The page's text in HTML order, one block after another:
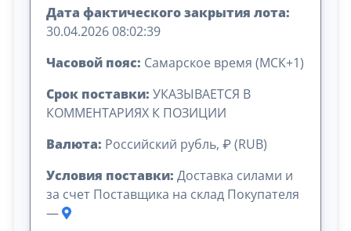
Дата фактического закрытия лота:
30.04.2026 08:02:39
Часовой пояс: Самарское время (МСК+1)
Срок поставки: УКАЗЫВАЕТСЯ В
КОММЕНТАРИЯХ К ПОЗИЦИИ
Валюта: Российский рубль, ₽ (RUB)
Условия поставки: Доставка силами и
за счет Поставщика на склад Покупателя
—